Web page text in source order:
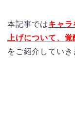
本記事ではキャラ
上げについて、
をご紹介していき